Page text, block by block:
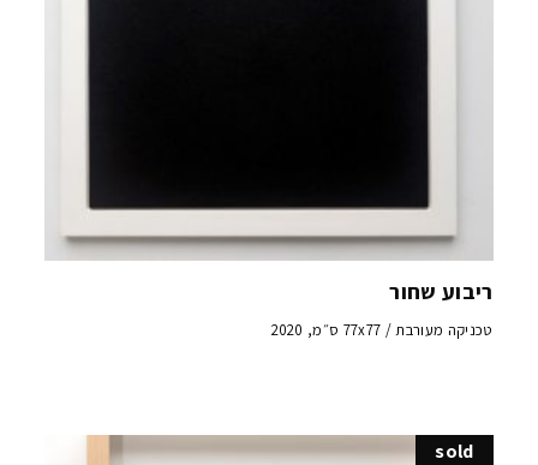
ריבוע שחור
טכניקה מעורבת / 77x77 ס״מ, 2020
sold